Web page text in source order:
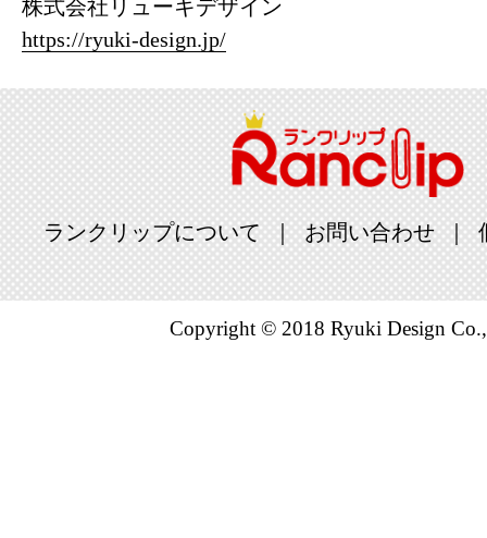
株式会社リューキデザイン
https://ryuki-design.jp/
ランクリップについて お問い合わせ
Copyright © 2018 Ryuki Design